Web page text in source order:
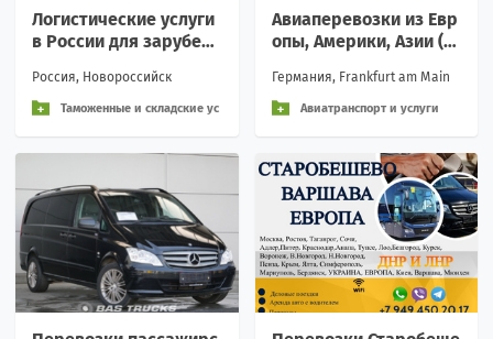
Логистические услуги
в России для зарубеж
Россия, Новороссийск
Таможенные и складские ус
Авиаперевозки из Евр
опы, Америки, Азии (Ге
ы, Индия...)
Германия, Frankfurt am Main
Авиатранспорт и услуги